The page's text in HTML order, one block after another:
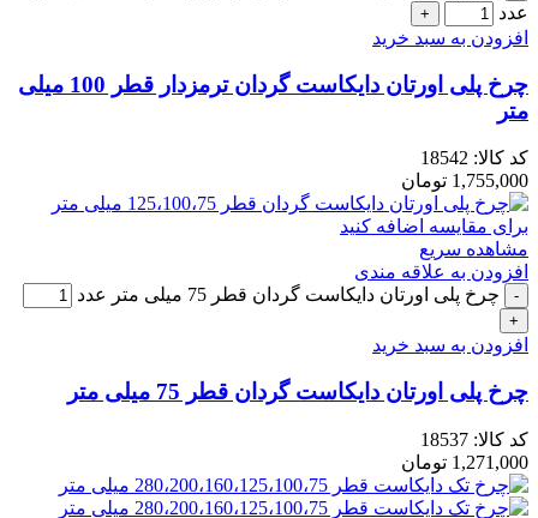
عدد
افزودن به سبد خرید
چرخ پلی اورتان دایکاست گردان ترمزدار قطر 100 میلی
متر
کد کالا: 18542
1,755,000 تومان
برای مقایسه اضافه کنید
مشاهده سریع
افزودن به علاقه مندی
چرخ پلی اورتان دایکاست گردان قطر 75 میلی متر عدد
افزودن به سبد خرید
چرخ پلی اورتان دایکاست گردان قطر 75 میلی متر
کد کالا: 18537
1,271,000 تومان